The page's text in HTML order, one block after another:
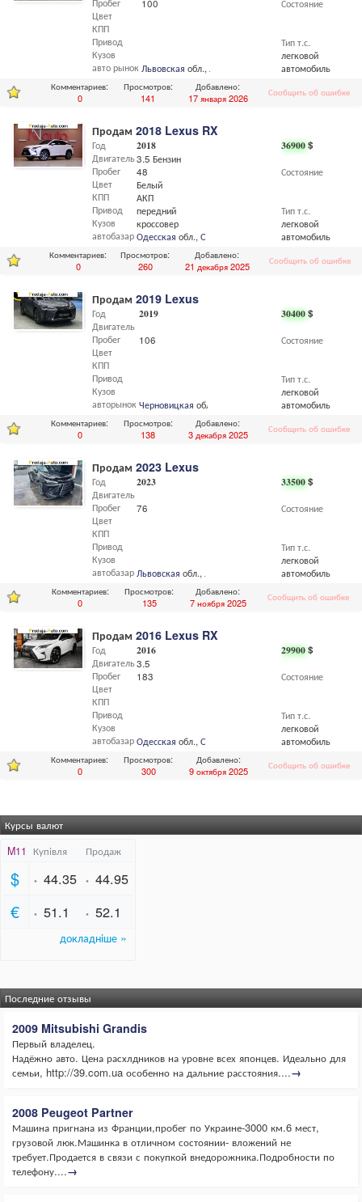
Состояние
Тип т.с.
легковой
автомобиль
Пробег
Цвет
КПП
Привод
Кузов
авто рынок
100
Львовская обл.,Львов
Комментариев:
0
Просмотров:
141
Добавлено:
17 января 2026
Сообщить об ошибке
Продам 2018 Lexus RX
36900$
Состояние
Тип т.с.
легковой
автомобиль
Год
Двигатель
Пробег
Цвет
КПП
Привод
Кузов
автобазар
2018
3.5 Бензин
48
Белый
АКП
передний
кроссовер
Одесская обл.,Одесса
Комментариев:
0
Просмотров:
260
Добавлено:
21 декабря 2025
Сообщить об ошибке
Продам 2019 Lexus
30400$
Состояние
Тип т.с.
легковой
автомобиль
Год
Двигатель
Пробег
Цвет
КПП
Привод
Кузов
авторынок
2019
106
Черновицкая обл.,
Комментариев:
0
Просмотров:
138
Добавлено:
3 декабря 2025
Сообщить об ошибке
Продам 2023 Lexus
33500$
Состояние
Тип т.с.
легковой
автомобиль
Год
Двигатель
Пробег
Цвет
КПП
Привод
Кузов
автобазар
2023
76
Львовская обл.,Львов
Комментариев:
0
Просмотров:
135
Добавлено:
7 ноября 2025
Сообщить об ошибке
Продам 2016 Lexus RX
29900$
Состояние
Тип т.с.
легковой
автомобиль
Год
Двигатель
Пробег
Цвет
КПП
Привод
Кузов
автобазар
2016
3.5
183
Одесская обл.,Одесса
Комментариев:
0
Просмотров:
300
Добавлено:
9 октября 2025
Сообщить об ошибке
Курсы валют
Последние отзывы
2009 Mitsubishi Grandis
Первый владелец.
Надёжно авто. Цена расхлдников на уровне всех японцев. Идеально для
семьи, http://39.com.ua особенно на дальние расстояния....→
2008 Peugeot Partner
Машина пригнана из Франции,пробег по Украине-3000 км.6 мест,
грузовой люк.Машинка в отличном состоянии- вложений не
требует.Продается в связи с покупкой внедорожника.Подробности по
телефону....→